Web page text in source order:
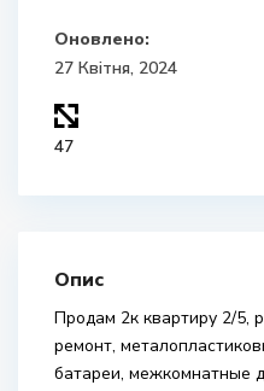
Оновлено:
27 Квітня, 2024
47
Опис
Продам 2к квартиру 2/5,
ремонт,
батареи, межкомнатные